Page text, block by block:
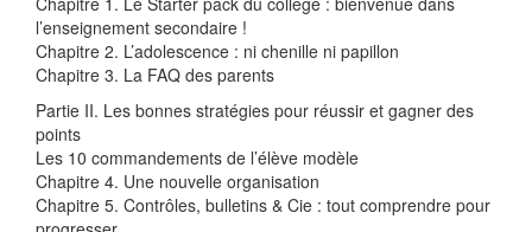
l’enseignement secondaire !
Chapitre 2. L’adolescence : ni chenille ni papillon
Chapitre 3. La FAQ des parents
Partie II. Les bonnes stratégies pour réussir et gagner des
points
Les 10 commandements de l’élève modèle
Chapitre 4. Une nouvelle organisation
Chapitre 5. Contrôles, bulletins & Cie : tout comprendre pour